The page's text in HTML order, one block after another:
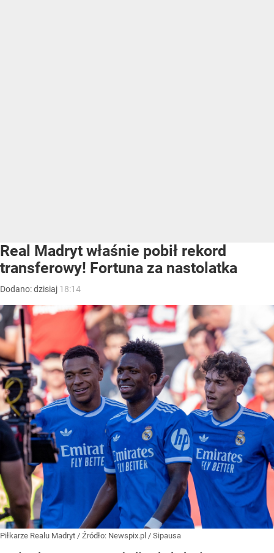
Real Madryt właśnie pobił rekord
transferowy! Fortuna za nastolatka
Dodano:dzisiaj 18:14
Piłkarze Realu Madryt / Źródło: Newspix.pl / Sipausa